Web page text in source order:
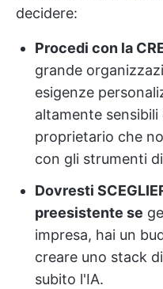
decidere:
Procedi con la
grande
esigenze
altamente
proprietario che
con gli strumenti
Dovresti
preesistente se
impresa, hai un
creare uno stack
subito l'IA.